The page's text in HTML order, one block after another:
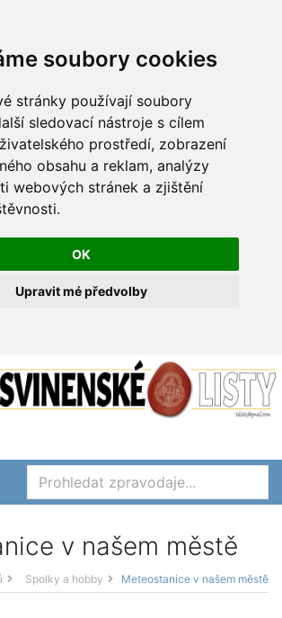
soubory cookies
stránky používají soubory
sledovací nástroje s cílem
prostředí, zobrazení
obsahu a reklam, analýzy
webových stránek a zjištění
OK
Upravit mé předvolby
v našem městě
Spolky a hobby Meteostanice v našem městě